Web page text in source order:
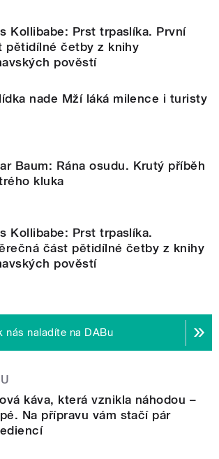
Kollibabe: Prst trpaslíka. První
pětidílné četby z knihy
pověstí
nade Mží láká milence i turisty
Baum: Rána osudu. Krutý příběh
kluka
Kollibabe: Prst trpaslíka.
část pětidílné četby z knihy
pověstí
nás naladíte na DABu
káva, která vznikla náhodou –
Na přípravu vám stačí pár